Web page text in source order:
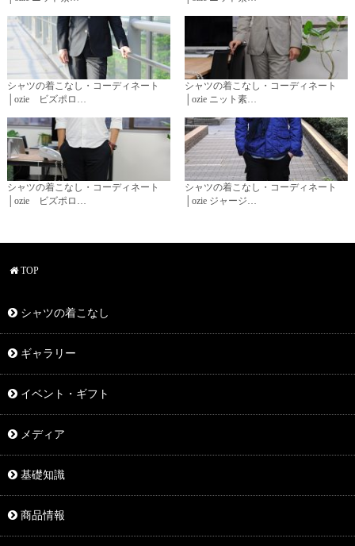
シャツの着こなし・コーディネート
│ozie ビズポロ…
シャツの着こなし・コーディネート
│ozie ニット素…
シャツの着こなし・コーディネート
│ozie ビズポロ…
シャツの着こなし・コーディネート
│ozie ジャージ…
TOP
シャツの着こなし
ギャラリー
イベント・ギフト
メディア
基礎知識
商品情報